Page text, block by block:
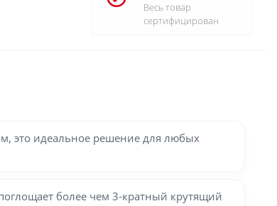
Весь товар
сертифицирован
это идеальное решение для любых
более чем 3-кратный крутящий